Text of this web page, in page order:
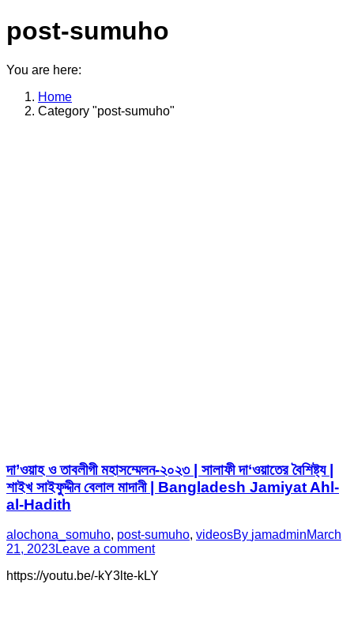
post-sumuho
You are here:
Home
Category "post-sumuho"
দা’ওয়াহ ও তাবলীগী মহাসম্মেলন-২০২৩ | সালাফী দা‘ওয়াতের বৈশিষ্ট্য |
শাইখ সাইফুদ্দীন বেলাল মাদানী | Bangladesh Jamiyat Ahl-
al-Hadith
alochona_somuho, post-sumuho, videosBy jamadminMarch
21, 2023Leave a comment
https://youtu.be/-kY3lte-kLY